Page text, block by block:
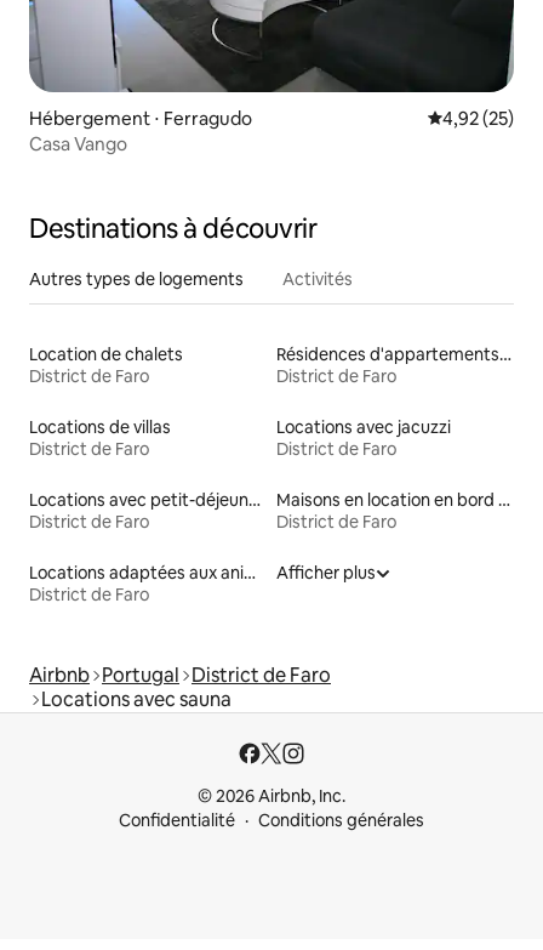
Hébergement ⋅ Ferragudo Évaluation
4,92 (25)
Casa Vango
Destinations à découvrir
Autres types de logements Activités
Location de chalets
District de Faro
Résidences d'appartements en location
District de Faro
Locations de villas
District de Faro
Locations avec jacuzzi
District de Faro
Locations avec petit-déjeuner
District de Faro
Maisons en location en bord de mer
District de Faro
Locations adaptées aux animaux
District de Faro
Afficher plus
Airbnb Portugal District de Faro
Locations avec sauna
© 2026 Airbnb, Inc.
Confidentialité
Conditions générales